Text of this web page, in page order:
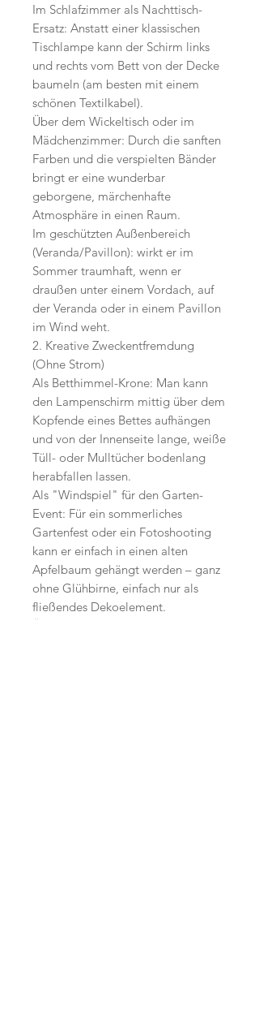
Im Schlafzimmer als Nachttisch-
Ersatz: Anstatt einer klassischen
Tischlampe kann der Schirm links
und rechts vom Bett von der Decke
baumeln (am besten mit einem
schönen Textilkabel).
Über dem Wickeltisch oder im
Mädchenzimmer: Durch die sanften
Farben und die verspielten Bänder
bringt er eine wunderbar
geborgene, märchenhafte
Atmosphäre in einen Raum.
Im geschützten Außenbereich
(Veranda/Pavillon): wirkt er im
Sommer traumhaft, wenn er
draußen unter einem Vordach, auf
der Veranda oder in einem Pavillon
im Wind weht.
2. Kreative Zweckentfremdung
(Ohne Strom)
Als Betthimmel-Krone: Man kann
den Lampenschirm mittig über dem
Kopfende eines Bettes aufhängen
und von der Innenseite lange, weiße
Tüll- oder Mulltücher bodenlang
herabfallen lassen.
Als "Windspiel" für den Garten-
Event: Für ein sommerliches
Gartenfest oder ein Fotoshooting
kann er einfach in einen alten
Apfelbaum gehängt werden – ganz
ohne Glühbirne, einfach nur als
fließendes Dekoelement.